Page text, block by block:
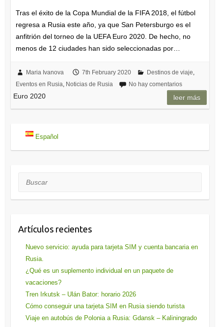
Tras el éxito de la Copa Mundial de la FIFA 2018, el fútbol
regresa a Rusia este año, ya que San Petersburgo es el
anfitrión del torneo de la UEFA Euro 2020. De hecho, no
menos de 12 ciudades han sido seleccionadas por…
Maria Ivanova 7th February 2020 Destinos de viaje,
Eventos en Rusia, Noticias de Rusia No hay comentarios
Euro 2020 leer más
Español
Buscar
Artículos recientes
Nuevo servicio: ayuda para tarjeta SIM y cuenta bancaria en
Rusia.
¿Qué es un suplemento individual en un paquete de
vacaciones?
Tren Irkutsk – Ulán Bator: horario 2026
Cómo conseguir una tarjeta SIM en Rusia siendo turista
Viaje en autobús de Polonia a Rusia: Gdansk – Kaliningrado